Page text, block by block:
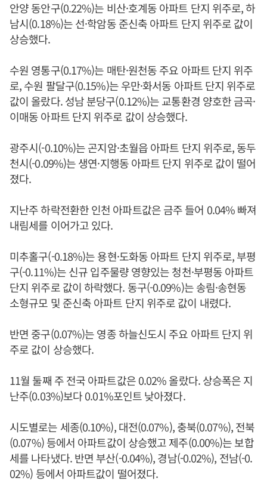
안양 동안구(0.22%)는 비산·호계동 아파트 단지 위주로, 하
남시(0.18%)는 선·학암동 준신축 아파트 단지 위주로 값이
상승했다.
수원 영통구(0.17%)는 매탄·원천동 주요 아파트 단지 위주
로, 수원 팔달구(0.15%)는 우만·화서동 아파트 단지 위주로
값이 올랐다. 성남 분당구(0.12%)는 교통환경 양호한 금곡·
이매동 아파트 단지 위주로 값이 상승했다.
광주시(-0.10%)는 곤지암·초월읍 아파트 단지 위주로, 동두
천시(-0.09%)는 생연·지행동 아파트 단지 위주로 값이 떨어
졌다.
지난주 하락전환한 인천 아파트값은 금주 들어 0.04% 빠져
내림세를 이어가고 있다.
미추홀구(-0.18%)는 용현·도화동 아파트 단지 위주로, 부평
구(-0.11%)는 신규 입주물량 영향있는 청천·부평동 아파트
단지 위주로 값이 하락했다. 동구(-0.09%)는 송림·송현동
소형규모 및 준신축 아파트 단지 위주로 값이 내렸다.
반면 중구(0.07%)는 영종 하늘신도시 주요 아파트 단지 위
주로 값이 상승했다.
11월 둘째 주 전국 아파트값은 0.02% 올랐다. 상승폭은 지
난주(0.03%)보다 0.01%포인트 낮아졌다.
시도별로는 세종(0.10%), 대전(0.07%), 충북(0.07%), 전북
(0.07%) 등에서 아파트값이 상승했고 제주(0.00%)는 보합
세를 나타냈다. 반면 부산(-0.04%), 경남(-0.02%), 전남(-0.
02%) 등에서 아파트값이 떨어졌다.